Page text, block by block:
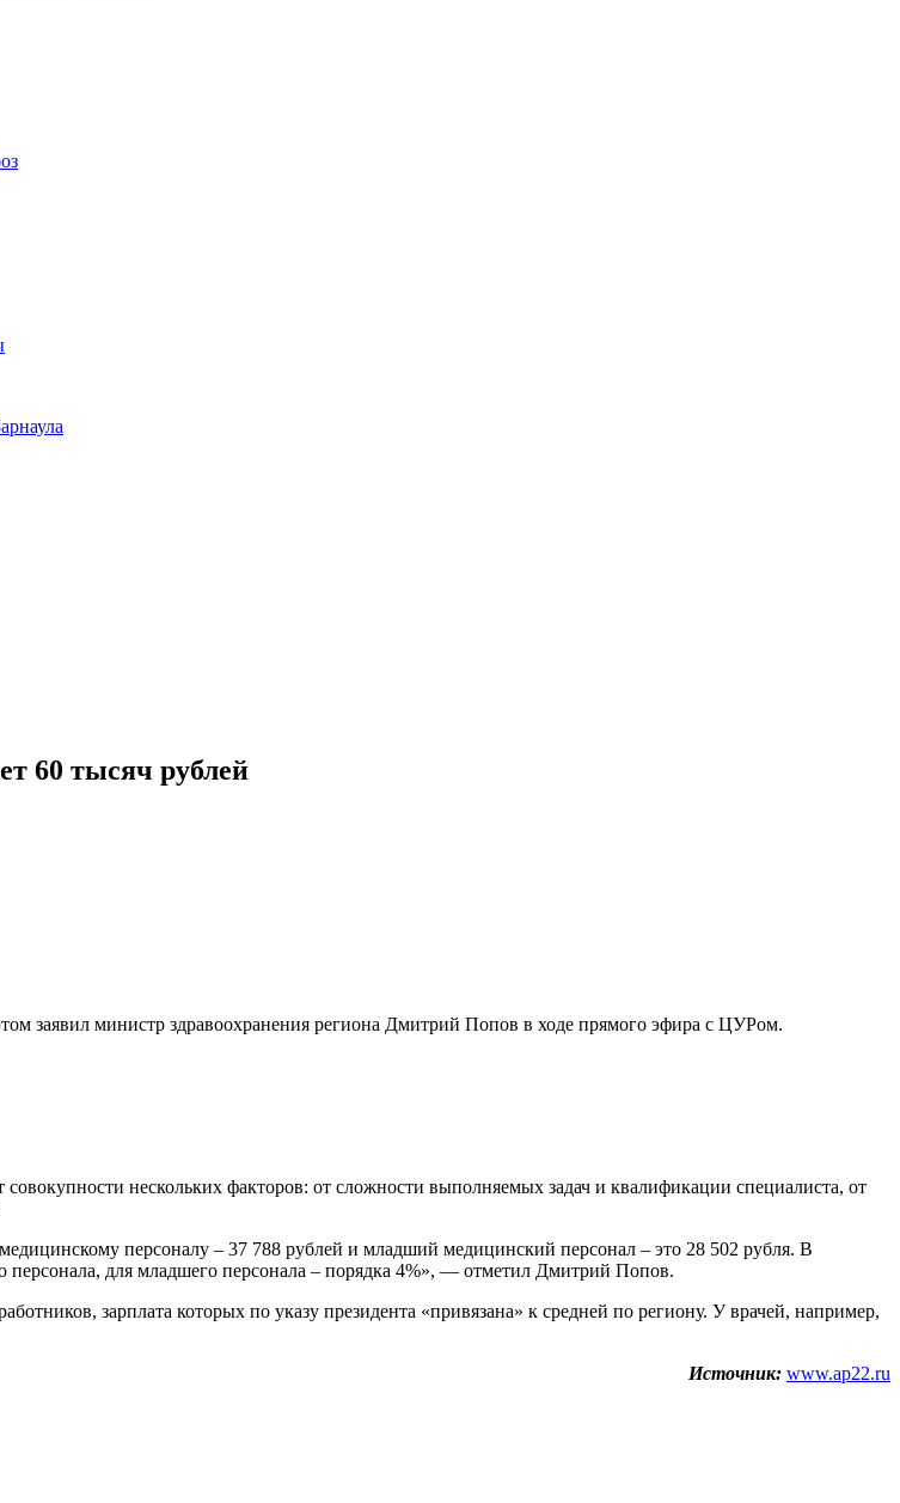
60 тысяч рублей
заявил министр здравоохранения региона Дмитрий Попов в ходе прямого эфира с ЦУРом.
нескольких факторов: от сложности выполняемых задач и квалификации специалиста, от
персоналу – 37 788 рублей и младший медицинский персонал – это 28 502 рубля. В
персонала, для младшего персонала – порядка 4%», — отметил Дмитрий Попов.
зарплата которых по указу президента «привязана» к средней по региону. У врачей, например,
Источник: www.ap22.ru